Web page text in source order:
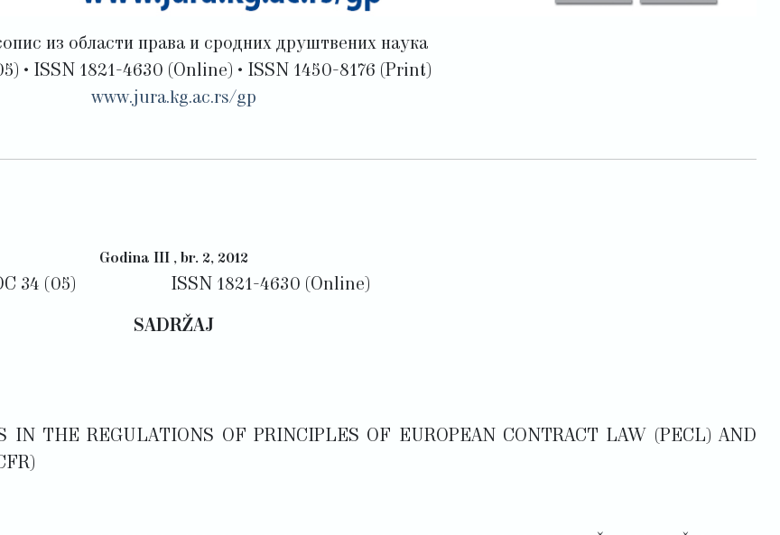
из области права и сродних друштвених наука
• ISSN 1821-4630 (Online) • ISSN 1450-8176 (Print)
www.jura.kg.ac.rs/gp
Godina III , br. 2, 2012
34 (05) ISSN 1821-4630 (Online)
SADRŽAJ
IN THE REGULATIONS OF PRINCIPLES OF EUROPEAN CONTRACT LAW (PECL) AND